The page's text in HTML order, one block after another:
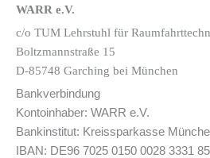
WARR e.V.
c/o TUM Lehrstuhl für
Boltzmannstraße 15
D-85748 Garching bei München
Bankverbindung
Kontoinhaber: WARR e.V.
Bankinstitut: Kreissparkasse
IBAN: DE96 7025 0150 0028 3331 85